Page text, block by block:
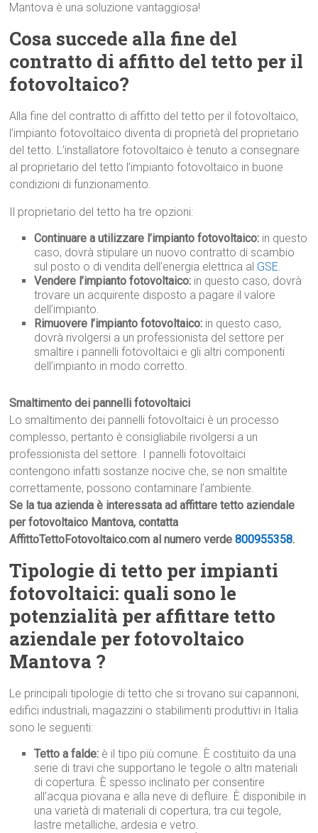
Mantova è una soluzione vantaggiosa!
Cosa succede alla fine del
contratto di affitto del tetto per il
fotovoltaico?
Alla fine del contratto di affitto del tetto per il fotovoltaico,
l’impianto fotovoltaico diventa di proprietà del proprietario
del tetto. L’installatore fotovoltaico è tenuto a consegnare
al proprietario del tetto l’impianto fotovoltaico in buone
condizioni di funzionamento.
Il proprietario del tetto ha tre opzioni:
Continuare a utilizzare l’impianto fotovoltaico: in questo
caso, dovrà stipulare un nuovo contratto di scambio
sul posto o di vendita dell’energia elettrica al GSE.
Vendere l’impianto fotovoltaico: in questo caso, dovrà
trovare un acquirente disposto a pagare il valore
dell’impianto.
Rimuovere l’impianto fotovoltaico: in questo caso,
dovrà rivolgersi a un professionista del settore per
smaltire i pannelli fotovoltaici e gli altri componenti
dell’impianto in modo corretto.
Smaltimento dei pannelli fotovoltaici
Lo smaltimento dei pannelli fotovoltaici è un processo
complesso, pertanto è consigliabile rivolgersi a un
professionista del settore. I pannelli fotovoltaici
contengono infatti sostanze nocive che, se non smaltite
correttamente, possono contaminare l’ambiente.
Se la tua azienda è interessata ad affittare tetto aziendale
per fotovoltaico Mantova, contatta
AffittoTettoFotovoltaico.com al numero verde800955358.
Tipologie di tetto per impianti
fotovoltaici: quali sono le
potenzialità per affittare tetto
aziendale per fotovoltaico
Mantova ?
Le principali tipologie di tetto che si trovano sui capannoni,
edifici industriali, magazzini o stabilimenti produttivi in Italia
sono le seguenti:
Tetto a falde: è il tipo più comune. È costituito da una
serie di travi che supportano le tegole o altri materiali
di copertura. È spesso inclinato per consentire
all’acqua piovana e alla neve di defluire. È disponibile in
una varietà di materiali di copertura, tra cui tegole,
lastre metalliche, ardesia e vetro.